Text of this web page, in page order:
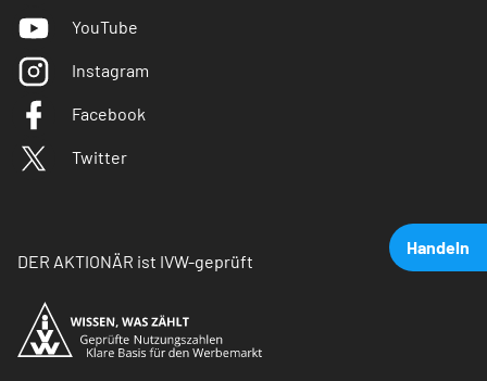
Handeln
YouTube
Instagram
Facebook
Twitter
DER AKTIONÄR ist IVW-geprüft